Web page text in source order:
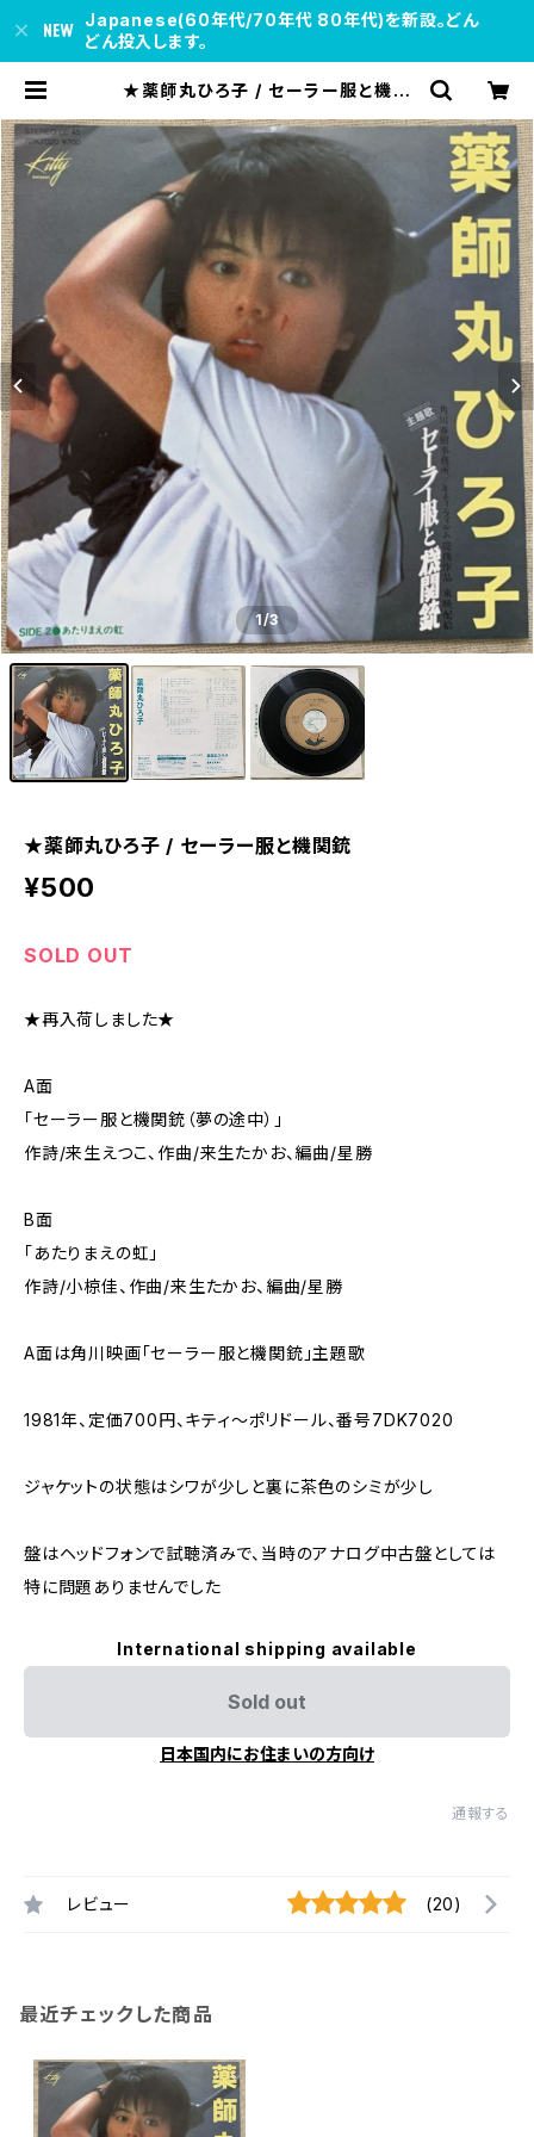
Japanese(60年代/70年代 80年代)を新設。どん
どん投入します。
★薬師丸ひろ子 / セーラー服と機関
1/3
★薬師丸ひろ子 / セーラー服と機関銃
¥500
SOLD OUT
★再入荷しました★
A面
「セーラー服と機関銃（夢の途中）」
作詩/来生えつこ、作曲/来生たかお、編曲/星勝
B面
「あたりまえの虹」
作詩/小椋佳、作曲/来生たかお、編曲/星勝
A面は角川映画｢セーラー服と機関銃｣主題歌
1981年、定価700円、キティ～ポリドール、番号7DK7020
ジャケットの状態はシワが少しと裏に茶色のシミが少し
盤はヘッドフォンで試聴済みで、当時のアナログ中古盤としては
特に問題ありませんでした
International shipping available
Sold out
日本国内にお住まいの方向け
通報する
レビュー (20)
最近チェックした商品